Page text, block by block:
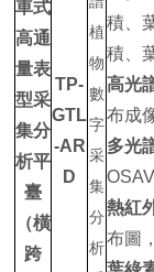
車式
高通
量表
型采
集分
析平
臺
（橫
跨
TP-
GTL
-AR
D
積、
積、
高光
布成
多光
熱紅
布圖